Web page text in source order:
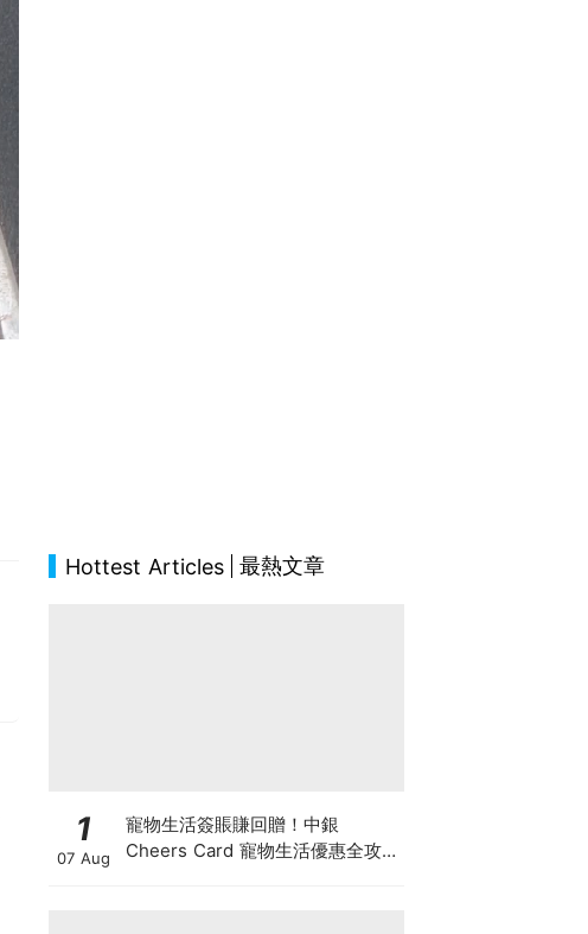
Hottest Articles 最熱文章
1
07 Aug
寵物生活簽賬賺回贈！中銀
Cheers Card 寵物生活優惠全攻